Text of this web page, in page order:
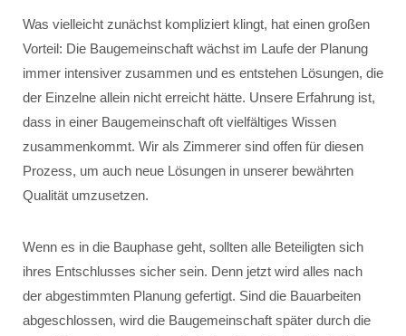
Was vielleicht zunächst kompliziert klingt, hat einen großen
Vorteil: Die Baugemeinschaft wächst im Laufe der Planung
immer intensiver zusammen und es entstehen Lösungen, die
der Einzelne allein nicht erreicht hätte. Unsere Erfahrung ist,
dass in einer Baugemeinschaft oft vielfältiges Wissen
zusammenkommt. Wir als Zimmerer sind offen für diesen
Prozess, um auch neue Lösungen in unserer bewährten
Qualität umzusetzen.
Wenn es in die Bauphase geht, sollten alle Beteiligten sich
ihres Entschlusses sicher sein. Denn jetzt wird alles nach
der abgestimmten Planung gefertigt. Sind die Bauarbeiten
abgeschlossen, wird die Baugemeinschaft später durch die